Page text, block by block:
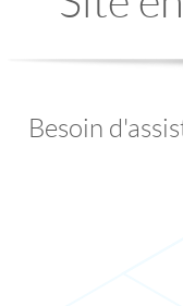
Besoin